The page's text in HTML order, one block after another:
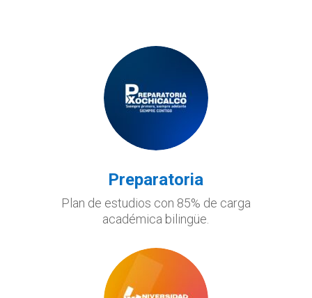
Preparatoria
Plan de estudios con 85% de carga
académica bilingüe.